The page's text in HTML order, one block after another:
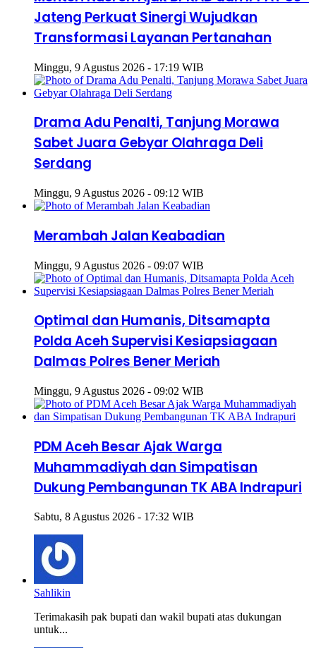
Jateng Perkuat Sinergi Wujudkan
Transformasi Layanan Pertanahan
Minggu, 9 Agustus 2026 - 17:19 WIB
Drama Adu Penalti, Tanjung Morawa
Sabet Juara Gebyar Olahraga Deli
Serdang
Minggu, 9 Agustus 2026 - 09:12 WIB
Merambah Jalan Keabadian
Minggu, 9 Agustus 2026 - 09:07 WIB
Optimal dan Humanis, Ditsamapta
Polda Aceh Supervisi Kesiapsiagaan
Dalmas Polres Bener Meriah
Minggu, 9 Agustus 2026 - 09:02 WIB
PDM Aceh Besar Ajak Warga
Muhammadiyah dan Simpatisan
Dukung Pembangunan TK ABA Indrapuri
Sabtu, 8 Agustus 2026 - 17:32 WIB
Sahlikin
Terimakasih pak bupati dan wakil bupati atas dukungan
untuk...